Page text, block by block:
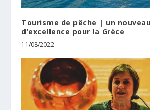
Tourisme de pêche | un
d’excellence pour la Grèce
11/08/2022